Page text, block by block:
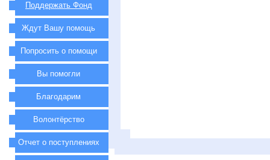
Поддержать Фонд
Ждут Вашу помощь
Попросить о помощи
Вы помогли
Благодарим
Волонтёрство
Отчет о поступлениях